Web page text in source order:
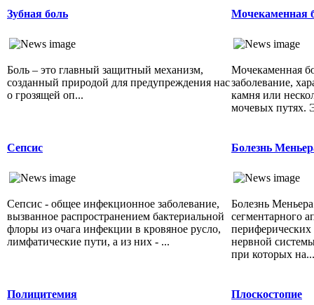
Зубная боль
Боль – это главный защитный механизм,
созданный природой для предупреждения нас
о грозящей оп...
Мочекаменная
Мочекаменная
заболевание,
камня или
мочевых путях.
Сепсис
Сепсис - общее инфекционное заболевание,
вызванное распространением бактериальной
флоры из очага инфекции в кровяное русло,
лимфатические пути, а из них - ...
Болезнь
Болезнь
сегментарного
периферических
нервной
при которых на...
Полицитемия Плоскостопие